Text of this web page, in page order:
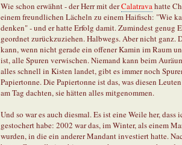
Wie schon erwähnt - der Herr mit derCalatravahatte
einem freundlichen Lächeln zu einem Haifisch: "Wie
denken" - und er hatte Erfolg damit. Zumindest genug
geordnet zurückzuziehen. Halbwegs. Aber nicht ganz.
kann, wenn nicht gerade ein offener Kamin im Raum
ist, alle Spuren verwischen. Niemand kann beim
alles schnell in Kisten landet, gibt es immer noch
Papiertonne. Die Papiertonne ist das, was diesen
am Tag dachten, sie hätten alles mitgenommen.
Und so war es auch diesmal. Es ist eine Weile her,
gestochert habe: 2002 war das, im Winter, als einem
wurden, in die ein anderer Mandant investiert hatte.